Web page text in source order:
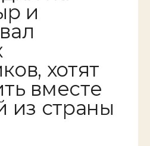
и
хотят
вместе
из страны